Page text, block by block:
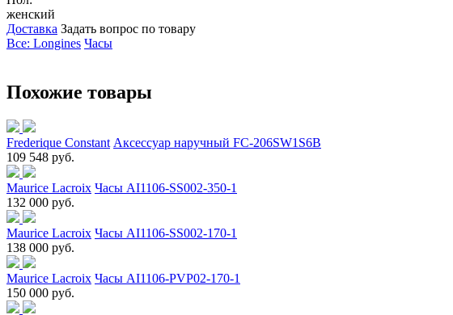
женский
Доставка Задать вопрос по товару
Все: Longines Часы
Похожие товары
Frederique Constant Аксессуар наручный FC-206SW1S6B
109 548 руб.
Maurice Lacroix Часы AI1106-SS002-350-1
132 000 руб.
Maurice Lacroix Часы AI1106-SS002-170-1
138 000 руб.
Maurice Lacroix Часы AI1106-PVP02-170-1
150 000 руб.